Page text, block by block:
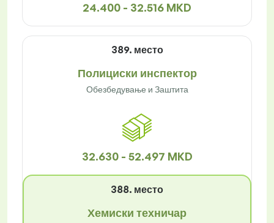
24.400 - 32.516 MKD
389. место
Полициски инспектор
Обезбедување и Заштита
32.630 - 52.497 MKD
388. место
Хемиски техничар